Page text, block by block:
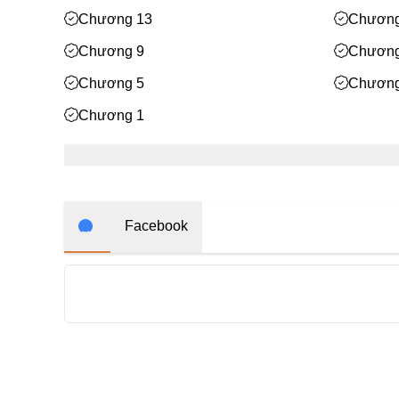
Chương 13
Chương 9
Chương 5
Chương 1
Facebook